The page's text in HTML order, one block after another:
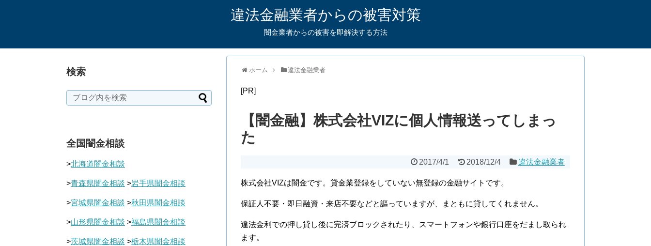
違法金融業者からの被害対策
闇金業者からの被害を即解決する方法
ホーム 違法金融業者
[PR]
【闇金融】株式会社VIZに個人情報送ってしまっ
た
2017/4/1 2018/12/4 違法金融業者
株式会社VIZは闇金です。貸金業登録をしていない無登録の金融サイトです。
保証人不要・即日融資・来店不要などと謳っていますが、まともに貸してくれません。
違法金利での押し貸し後に完済ブロックされたり、スマートフォンや銀行口座をだまし取られ
ます。
検索
全国闇金相談
>北海道闇金相談
>青森県闇金相談 >岩手県闇金相談
>宮城県闇金相談 >秋田県闇金相談
>山形県闇金相談 >福島県闇金相談
>茨城県闇金相談 >栃木県闇金相談